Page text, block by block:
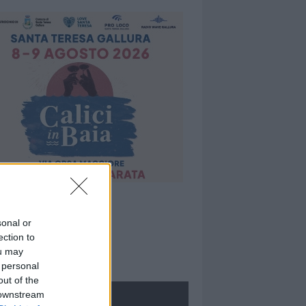
or
to
may
of the